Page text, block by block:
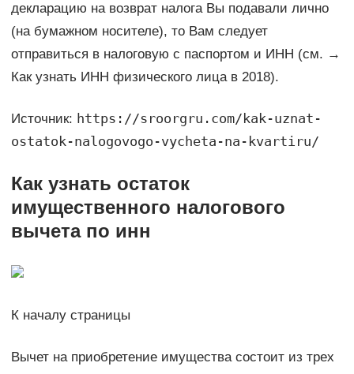
декларацию на возврат налога Вы подавали лично
(на бумажном носителе), то Вам следует
отправиться в налоговую с паспортом и ИНН (см. →
Как узнать ИНН физического лица в 2018).
Источник: https://sroorgru.com/kak-uznat-
ostatok-nalogovogo-vycheta-na-kvartiru/
Как узнать остаток
имущественного налогового
вычета по инн
К началу страницы
Вычет на приобретение имущества состоит из трех